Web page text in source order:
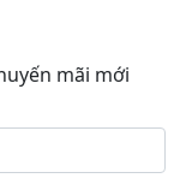
mãi mới